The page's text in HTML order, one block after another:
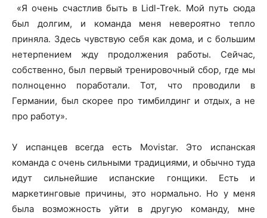
«Я очень счастлив быть в Lidl-Trek. Мой путь сюда
был долгим, и команда меня невероятно тепло
приняла. Здесь чувствую себя как дома, и с большим
нетерпением жду продолжения работы. Сейчас,
собственно, был первый тренировочный сбор, где мы
полноценно поработали. Тот, что проводили в
Германии, был скорее про тимбилдинг и отдых, а не
про работу».
У испанцев всегда есть Movistar. Это испанская
команда с очень сильными традициями, и обычно туда
идут сильнейшие испанские гонщики. Есть и
маркетинговые причины, это нормально. Но у меня
была возможность уйти в другую команду, мне